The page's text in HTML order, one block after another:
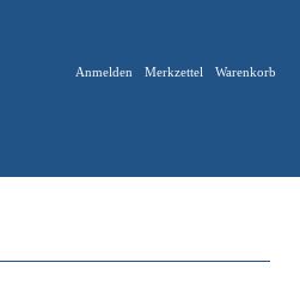
Anmelden Merkzettel Warenkorb